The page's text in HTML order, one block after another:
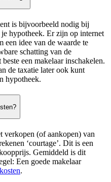
is bijvoorbeeld nodig bij
hypotheek. Er zijn op internet
een idee van de waarde te
schatting van de
een makelaar inschakelen.
de taxatie later ook kunt
hypotheek.
verkopen (of aankopen) van
‘courtage’. Dit is een
Gemiddeld is dit
Een goede makelaar
.